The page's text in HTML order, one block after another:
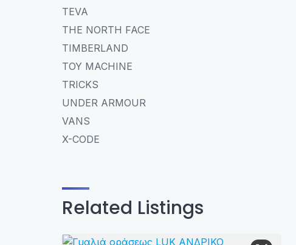
TEVA
THE NORTH FACE
TIMBERLAND
TOY MACHINE
TRICKS
UNDER ARMOUR
VANS
X-CODE
Related Listings